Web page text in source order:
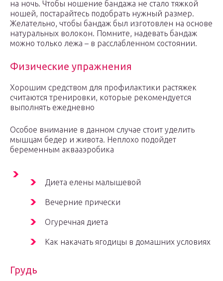
на ночь. Чтобы ношение бандажа не стало тяжкой
ношей, постарайтесь подобрать нужный размер.
Желательно, чтобы бандаж был изготовлен на основе
натуральных волокон. Помните, надевать бандаж
можно только лежа – в расслабленном состоянии.
Физические упражнения
Хорошим средством для профилактики растяжек
считаются тренировки, которые рекомендуется
выполнять ежедневно
Особое внимание в данном случае стоит уделить
мышцам бедер и живота. Неплохо подойдет
беременным аквааэробика
Диета елены малышевой
Вечерние прически
Огуречная диета
Как накачать ягодицы в домашних условиях
Грудь